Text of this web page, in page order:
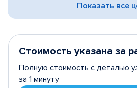
Показать все
Стоимость указана за
Полную стоимость с деталью
за 1 минуту